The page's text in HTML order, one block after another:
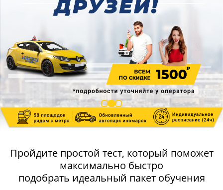
Пройдите простой тест, который поможет
максимально быстро
подобрать идеальный пакет обучения